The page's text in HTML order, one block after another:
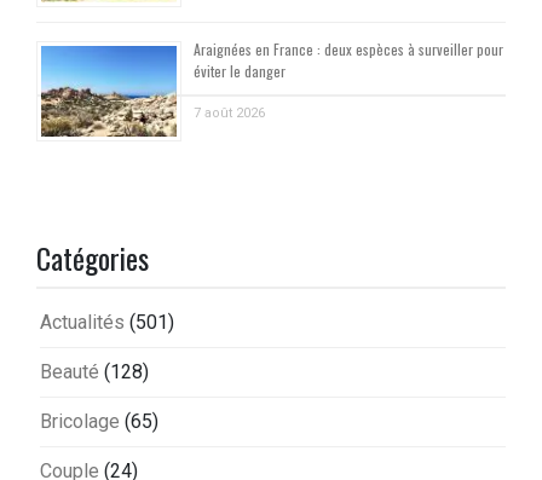
Araignées en France : deux espèces à surveiller pour
éviter le danger
7 août 2026
Catégories
Actualités (501)
Beauté (128)
Bricolage (65)
Couple (24)